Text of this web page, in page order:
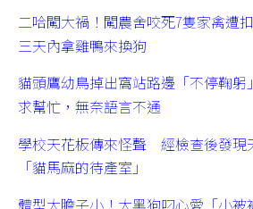
二哈闖大禍！闖農舍咬死7隻家禽遭
三天內拿雞鴨來換狗
貓頭鷹幼鳥掉出窩站路邊「不停鞠
求幫忙，無奈語言不通
學校天花板傳來怪聲 經檢查後發現
「貓馬麻的待產室」
體型大膽子小！大黑狗叼心愛「小被